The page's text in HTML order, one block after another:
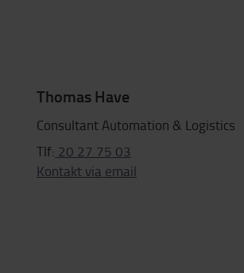
Thomas Have
Consultant Automation & Logistics
Tlf: 20 27 75 03
Kontakt via email